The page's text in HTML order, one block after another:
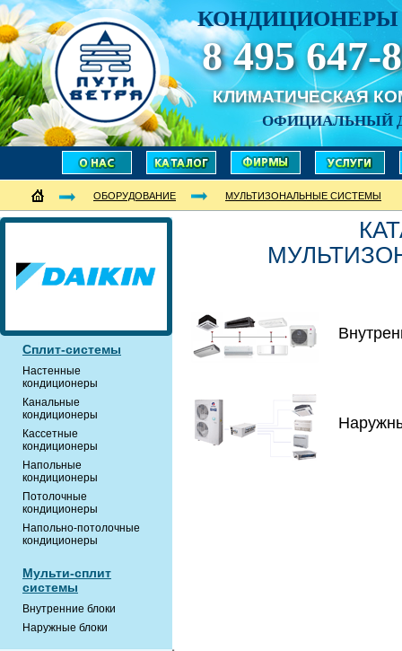
КОНДИЦИОНЕРЫ
8 495 647-
КЛИМАТИЧЕСКАЯ
ОФИЦИАЛЬНЫЙ
ОБОРУДОВАНИЕ МУЛЬТИЗОНАЛЬНЫЕ СИСТЕМЫ
Сплит-системы
Настенные
кондиционеры
Канальные
кондиционеры
Кассетные
кондиционеры
Напольные
кондиционеры
Потолочные
кондиционеры
Напольно-потолочные
кондиционеры
Мульти-сплит
системы
Внутренние блоки
Наружные блоки